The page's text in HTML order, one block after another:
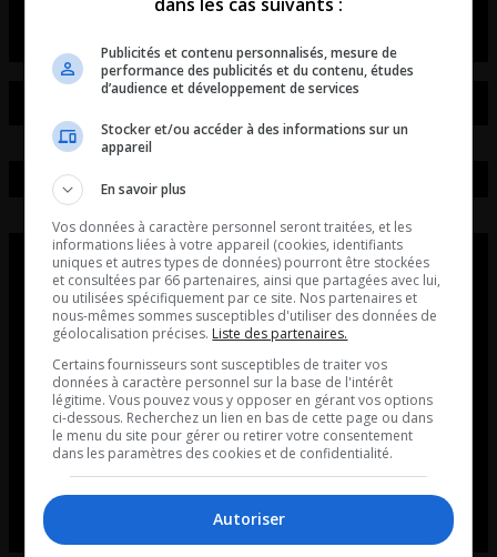
Publicités et contenu personnalisés, mesure de
performance des publicités et du contenu, études
d’audience et développement de services
Stocker et/ou accéder à des informations sur un
appareil
En savoir plus
Vos données à caractère personnel seront traitées, et les
informations liées à votre appareil (cookies, identifiants
uniques et autres types de données) pourront être stockées
et consultées par 66 partenaires, ainsi que partagées avec lui,
ou utilisées spécifiquement par ce site. Nos partenaires et
nous-mêmes sommes susceptibles d'utiliser des données de
géolocalisation précises. Liste des partenaires.
Certains fournisseurs sont susceptibles de traiter vos
données à caractère personnel sur la base de l'intérêt
légitime. Vous pouvez vous y opposer en gérant vos options
ci-dessous. Recherchez un lien en bas de cette page ou dans
le menu du site pour gérer ou retirer votre consentement
dans les paramètres des cookies et de confidentialité.
Autoriser